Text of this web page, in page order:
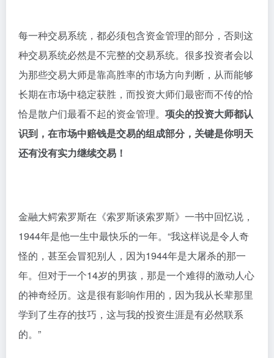
每一种交易系统，都必须包含资金管理的部分，否则这
种交易系统必然是不完整的交易系统。很多投资者会以
为那些交易大师是靠高胜率的市场方向判断，从而能够
长期在市场中稳定获胜，而投资大师们最密而不传的恰
恰是散户们最看不起的资金管理。 项尖的投资大师都认
识到，在市场中赔钱是交易的组成部分，关键是你明天
还有没有实力继续交易！
金融大鳄索罗斯在《索罗斯谈索罗斯》一书中回忆说，
1944年是他一生中最快乐的一年。“我这样说是令人奇
怪的，甚至会冒犯别人，因为1944年是大屠杀的那一
年。但对于一个14岁的男孩，那是一个难得的激动人心
的神奇经历。这是很有影响作用的，因为我从长辈那里
学到了生存的技巧，这与我的投资生涯是有必然联系
的。”